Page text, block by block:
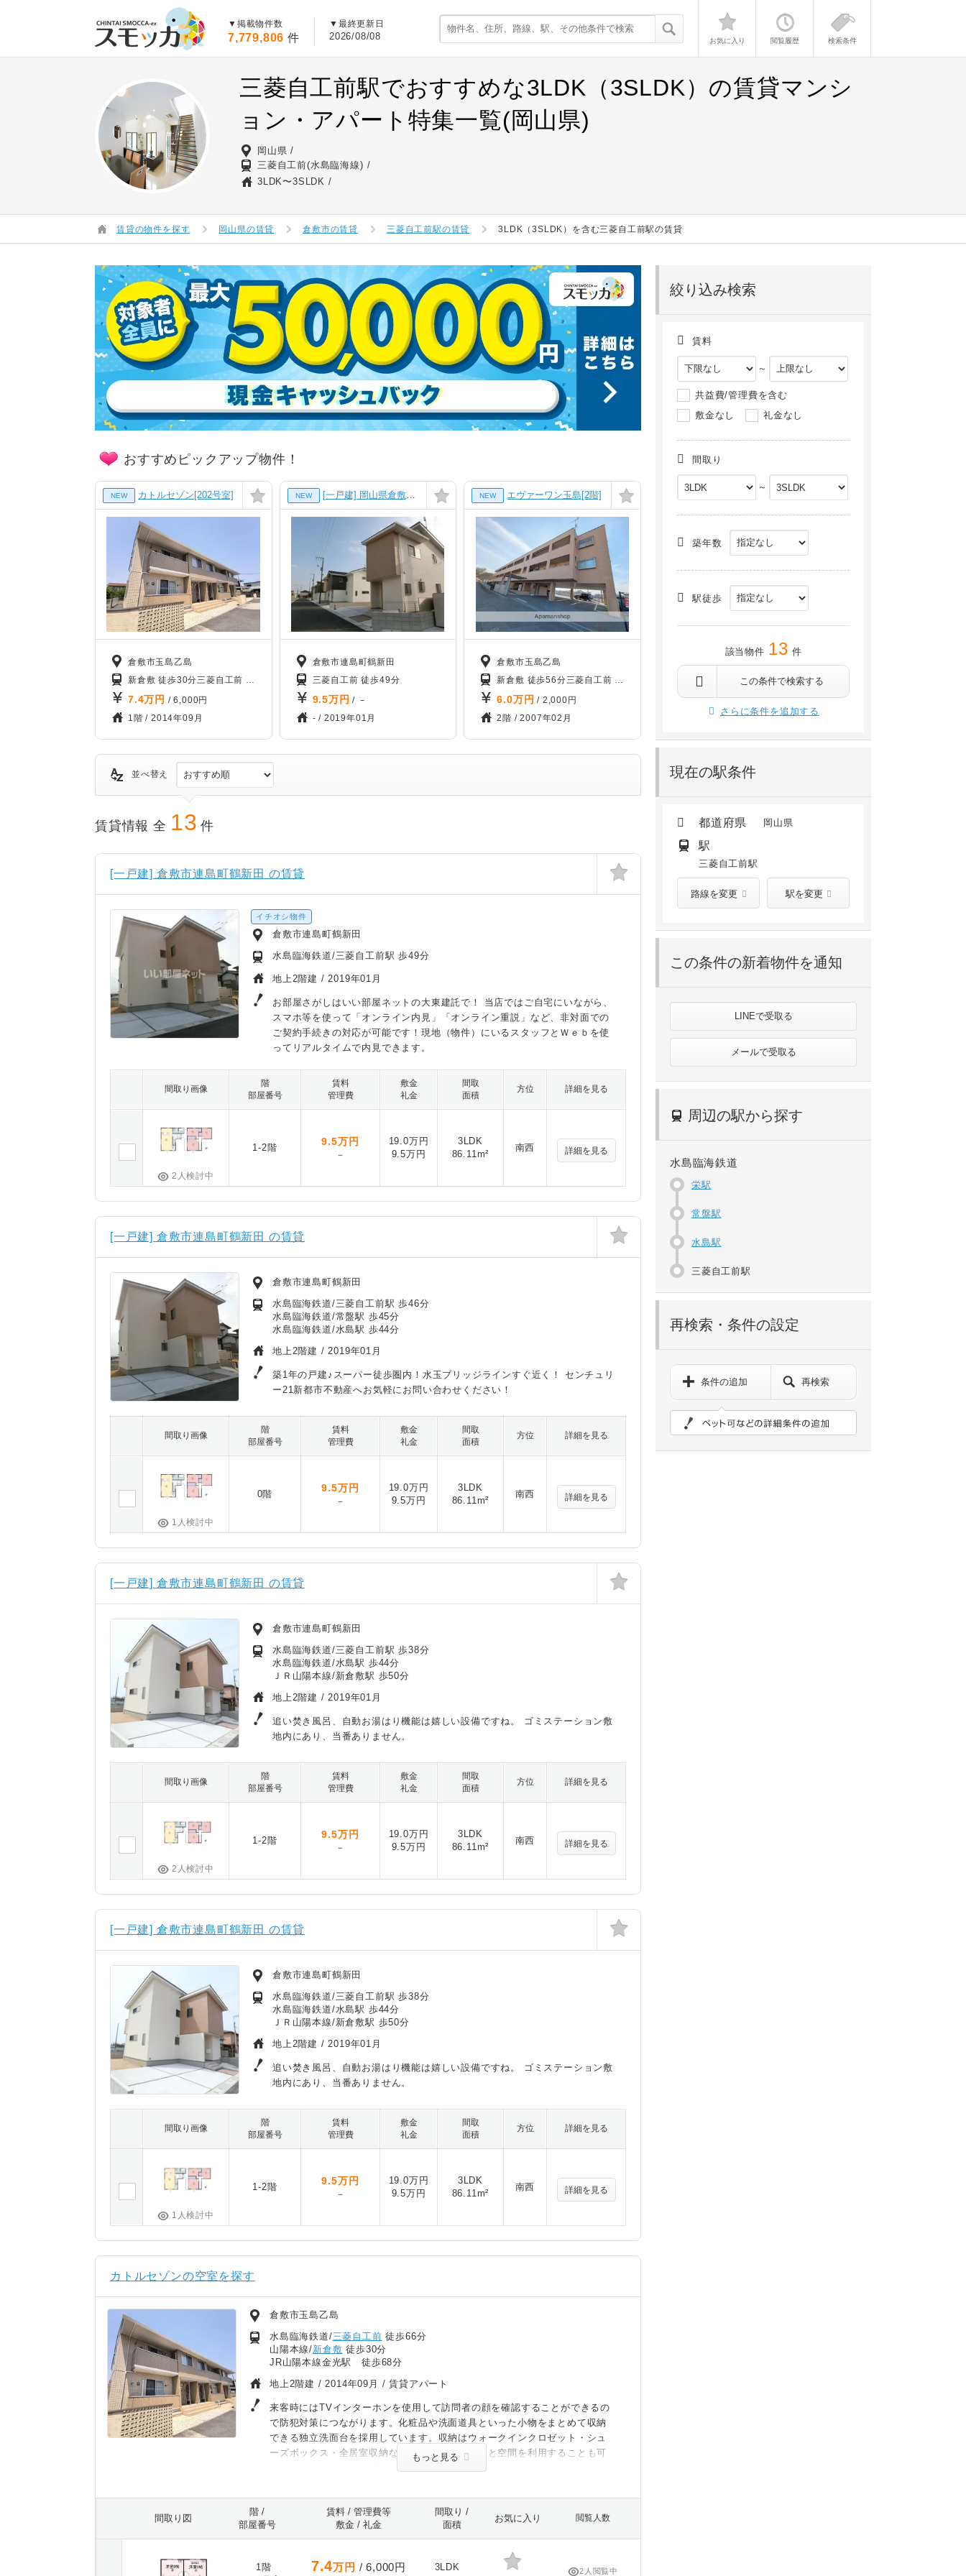
▼掲載物件数
7,779,806 件
▼最終更新日
2026/08/08 お気に入り 閲覧履歴 検索条件
三菱自工前駅でおすすめな3LDK（3SLDK）の賃貸マンシ
ョン・アパート特集一覧(岡山県)
岡山県
三菱自工前(水島臨海線)
3LDK〜3SLDK
賃貸の物件を探す 岡山県の賃貸 倉敷市の賃貸 三菱自工前駅の賃貸 3LDK（3SLDK）を含む三菱自工前駅の賃貸
絞り込み検索
賃料
～
共益費/管理費を含む
敷金なし
礼金なし
間取り
～
築年数
駅徒歩
該当物件 13 件
この条件で検索する
さらに条件を追加する
現在の駅条件
都道府県 岡山県
駅
三菱自工前駅
路線を変更 駅を変更
この条件の新着物件を通知
LINEで受取る
メールで受取る
周辺の駅から探す
水島臨海鉄道
栄駅
常盤駅
水島駅
三菱自工前駅
再検索・条件の設定
条件の追加 再検索
おすすめピックアップ物件！
NEW カトルセゾン[202号室]
倉敷市玉島乙島
新倉敷 徒歩30分三菱自工前 徒歩66分 JR山陽本線金光駅 徒歩68分
7.4万円 / 6,000円
1階 / 2014年09月
NEW [一戸建] 岡山県倉敷市連島町鶴新田 の賃貸【岡山県 / 倉敷市】
倉敷市連島町鶴新田
三菱自工前 徒歩49分
9.5万円 / －
- / 2019年01月
NEW エヴァーワン玉島[2階]
倉敷市玉島乙島
新倉敷 徒歩56分三菱自工前 徒歩93分 水島本線水島駅 徒歩96分
6.0万円 / 2,000円
2階 /2007年02月
並べ替え
賃貸情報 全 13 件
[一戸建] 倉敷市連島町鶴新田 の賃貸
イチオシ物件
倉敷市連島町鶴新田
水島臨海鉄道/三菱自工前駅 歩49分
地上2階建 /2019年01月
お部屋さがしはいい部屋ネットの大東建託で！ 当店ではご自宅にいながら、
スマホ等を使って「オンライン内見」「オンライン重説」など、非対面での
ご契約手続きの対応が可能です！現地（物件）にいるスタッフとＷｅｂを使
ってリアルタイムで内見できます。
間取り画像
階
部屋番号
賃料
管理費
敷金
礼金
間取
面積
方位 詳細を見る
2人検討中
1-2階
9.5万円
－
19.0万円
9.5万円
3LDK
86.11m²
南西 詳細を見る
[一戸建] 倉敷市連島町鶴新田 の賃貸
倉敷市連島町鶴新田
水島臨海鉄道/三菱自工前駅 歩46分
水島臨海鉄道/常盤駅 歩45分
水島臨海鉄道/水島駅 歩44分
地上2階建 /2019年01月
築1年の戸建♪スーパー徒歩圏内！水玉ブリッジラインすぐ近く！ センチュリ
ー21新都市不動産へお気軽にお問い合わせください！
間取り画像
階
部屋番号
賃料
管理費
敷金
礼金
間取
面積
方位 詳細を見る
1人検討中
0階
9.5万円
－
19.0万円
9.5万円
3LDK
86.11m²
南西 詳細を見る
[一戸建] 倉敷市連島町鶴新田 の賃貸
倉敷市連島町鶴新田
水島臨海鉄道/三菱自工前駅 歩38分
水島臨海鉄道/水島駅 歩44分
ＪＲ山陽本線/新倉敷駅 歩50分
地上2階建 /2019年01月
追い焚き風呂、自動お湯はり機能は嬉しい設備ですね。 ゴミステーション敷
地内にあり、当番ありません。
間取り画像
階
部屋番号
賃料
管理費
敷金
礼金
間取
面積
方位 詳細を見る
2人検討中
1-2階
9.5万円
－
19.0万円
9.5万円
3LDK
86.11m²
南西 詳細を見る
[一戸建] 倉敷市連島町鶴新田 の賃貸
倉敷市連島町鶴新田
水島臨海鉄道/三菱自工前駅 歩38分
水島臨海鉄道/水島駅 歩44分
ＪＲ山陽本線/新倉敷駅 歩50分
地上2階建 /2019年01月
追い焚き風呂、自動お湯はり機能は嬉しい設備ですね。 ゴミステーション敷
地内にあり、当番ありません。
間取り画像
階
部屋番号
賃料
管理費
敷金
礼金
間取
面積
方位 詳細を見る
1人検討中
1-2階
9.5万円
－
19.0万円
9.5万円
3LDK
86.11m²
南西 詳細を見る
カトルセゾンの空室を探す
倉敷市玉島乙島
水島臨海鉄道/三菱自工前 徒歩66分
山陽本線/新倉敷 徒歩30分
JR山陽本線金光駅 徒歩68分
地上2階建 /2014年09月 / 賃貸アパート
来客時にはTVインターホンを使用して訪問者の顔を確認することができるの
で防犯対策につながります。化粧品や洗面道具といった小物をまとめて収納
できる独立洗面台を採用しています。収納はウォークインクロゼット・シュ
ーズボックス・全居室収納など豊富なので、広々と空間を利用することも可
能です。BSアンテナ設置済みなので、工事費要らずでBS加入できます。
ルコニーで解決。築11年の物件です。こちらの物件はアパートです。3口コ
ンロ付きの物件は、たくさん料理を作る時でも同時に進められるので忙しい
時もサッと料理出来ます。駐車場料金は、月額3300円です。
もっと見る
間取り図
階 /
部屋番号
賃料 / 管理費等
敷金 / 礼金
間取り /
面積
お気に入り 閲覧人数
1階
7.4万円 / 6,000円
3LDK
2人閲覧中